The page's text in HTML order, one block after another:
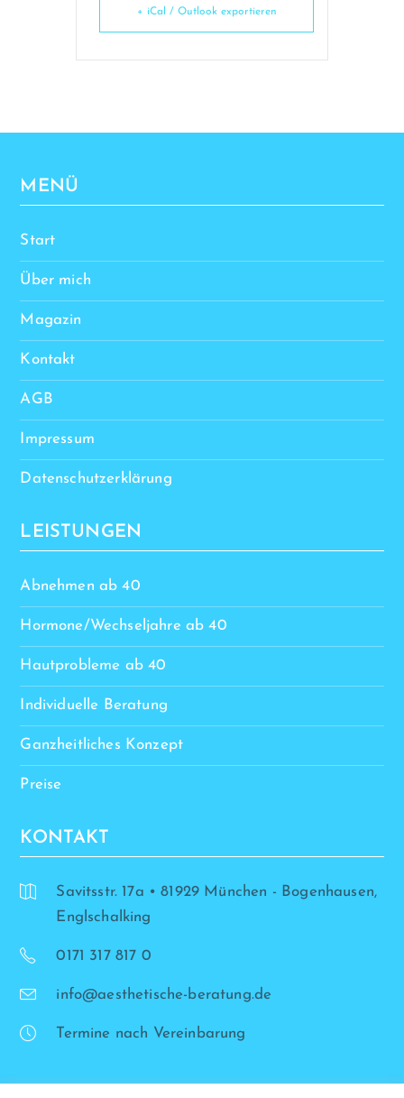
+ iCal / Outlook exportieren
MENÜ
Start
Über mich
Magazin
Kontakt
AGB
Impressum
Datenschutzerklärung
LEISTUNGEN
Abnehmen ab 40
Hormone/Wechseljahre ab 40
Hautprobleme ab 40
Individuelle Beratung
Ganzheitliches Konzept
Preise
KONTAKT
Savitsstr. 17a • 81929 München - Bogenhausen,
Englschalking
0171 317 817 0
info@aesthetische-beratung.de
Termine nach Vereinbarung